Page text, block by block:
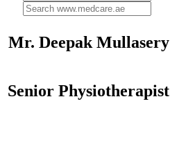
Mr. Deepak Mullasery
Senior Physiotherapist